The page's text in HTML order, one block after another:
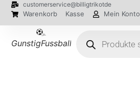
customerservice@billigtrikotde
Warenkorb Kasse Mein Konto
GunstigFussballTrikot